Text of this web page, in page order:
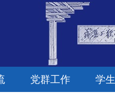
党群工作 学